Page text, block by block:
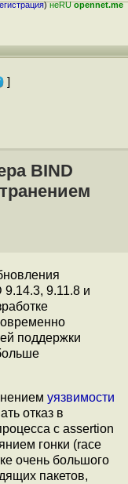
)неRUopennet.me
]
BIND
9.14.3, 9.11.8 и
поддержки
уязвимости
отказ в
с assertion
гонки (race
очень большого
пакетов,